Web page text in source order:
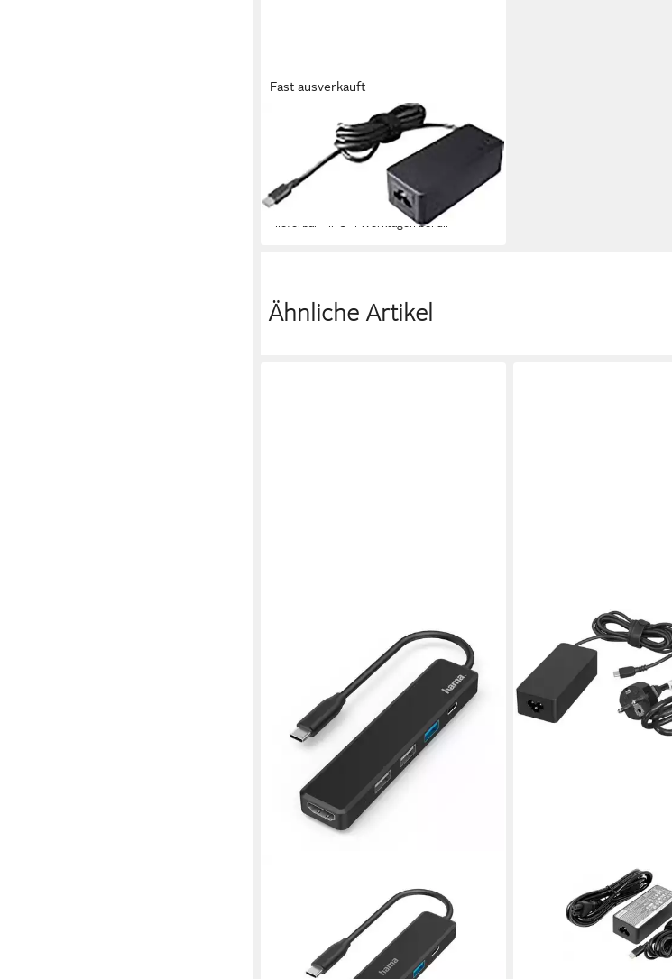
Fast ausverkauft
USB-C 45W AC Adapter Adapter zu
25,99 €
39,99 €
-35%
lieferbar - in 3-4 Werktagen bei dir
Ähnliche Artikel